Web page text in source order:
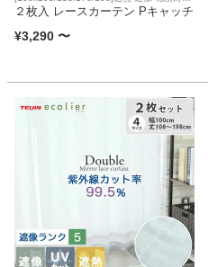
UVカット 洗濯可
２枚入 レースカーテン Pキャッチ
¥3,290 〜